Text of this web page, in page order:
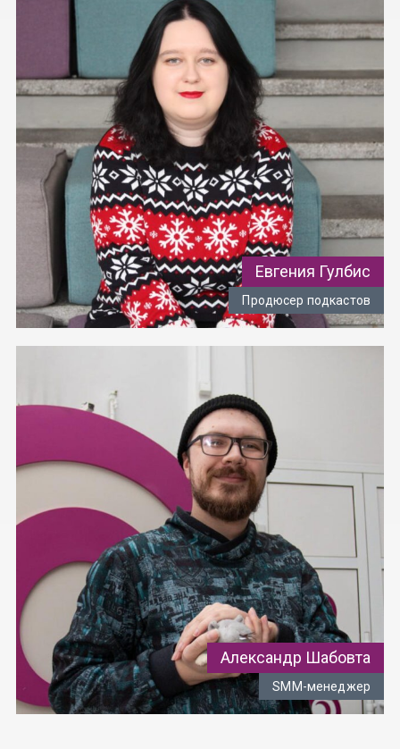
Евгения Гулбис
Продюсер подкастов
Александр Шабовта
SMM-менеджер